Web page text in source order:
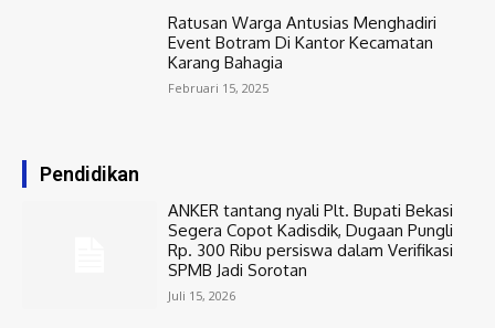
Ratusan Warga Antusias Menghadiri
Event Botram Di Kantor Kecamatan
Karang Bahagia
Februari 15, 2025
Pendidikan
ANKER tantang nyali Plt. Bupati Bekasi
Segera Copot Kadisdik, Dugaan Pungli
Rp. 300 Ribu persiswa dalam Verifikasi
SPMB Jadi Sorotan
Juli 15, 2026